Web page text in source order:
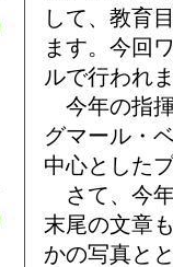
して、教育
ます。今回
ルで行われ
今年の指
グマール・
中心とした
さて、今
末尾の文章
かの写真と